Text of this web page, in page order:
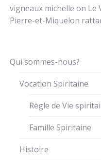
vigneaux michelle on Le
Pierre-et-Miquelon
Qui sommes-nous?
Vocation Spiritaine
Règle de Vie
Famille Spiritaine
Histoire